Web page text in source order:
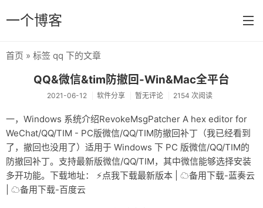
一个博客
分类
闲聊
Linux
WordPress
首页 » 标签 qq 下的文章
QQ&微信&tim防撤回-Win&Mac全平台
2021-06-12 软件分享 暂无评论 2154 次阅读
一，Windows 系统介绍RevokeMsgPatcher A hex editor for
WeChat/QQ/TIM - PC版微信/QQ/TIM防撤回补丁（我已经看到
了，撤回也没用了）适用于 Windows 下 PC 版微信/QQ/TIM的
防撤回补丁。支持最新版微信/QQ/TIM，其中微信能够选择安装
多开功能。下载地址： ⚡️点我下载最新版本 | ☁备用下载-蓝奏云
| ☁备用下载-百度云